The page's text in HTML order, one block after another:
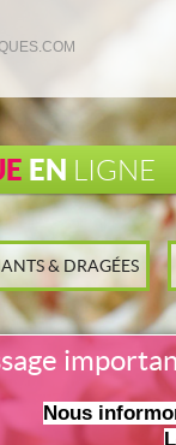
EN LIGNE
& DRAGÉES
Nous